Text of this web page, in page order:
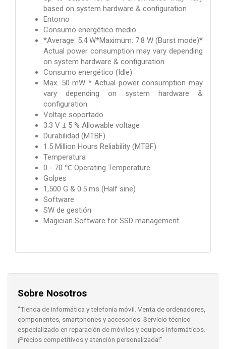
based on system hardware & configuration
Entorno
Consumo energético medio
*Average: 5.4 W*Maximum: 7.8 W (Burst mode)*
Actual power consumption may vary depending
on system hardware & configuration
Consumo energético (Idle)
Max. 50 mW * Actual power consumption may
vary depending on system hardware &
configuration
Voltaje soportado
3.3 V ± 5 % Allowable voltage
Durabilidad (MTBF)
1.5 Million Hours Reliability (MTBF)
Temperatura
0 - 70 ℃ Operating Temperature
Golpes
1,500 G & 0.5 ms (Half sine)
Software
SW de gestión
Magician Software for SSD management
Sobre Nosotros
"Tienda de informática y telefonía móvil. Venta de ordenadores,
componentes, smartphones y accesorios. Servicio técnico
especializado en reparación de móviles y equipos informáticos.
¡Precios competitivos y atención personalizada!"